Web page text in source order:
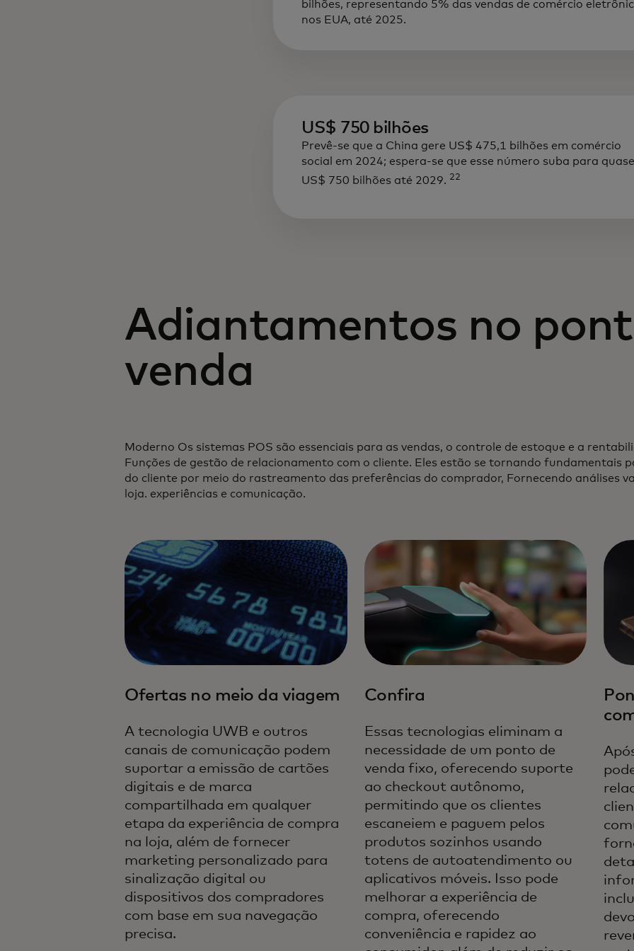
bilhões, representando 5% das vendas de comércio
nos EUA, até 2025.
US$ 750 bilhões
Prevê-se que a China gere US$ 475,1 bilhões em comércio
social em 2024; espera-se que esse número suba para quase
US$ 750 bilhões até 2029. 22
Adiantamentos no
venda
Moderno Os sistemas POS são essenciais para as vendas, o controle de estoque e a
Funções de gestão de relacionamento com o cliente. Eles estão se tornando fundamentais
do cliente por meio do rastreamento das preferências do comprador, Fornecendo análises
loja. experiências e comunicação.
Ofertas no meio da viagem
A tecnologia UWB e outros
canais de comunicação podem
suportar a emissão de cartões
digitais e de marca
compartilhada em qualquer
etapa da experiência de compra
na loja, além de fornecer
marketing personalizado para
sinalização digital ou
dispositivos dos compradores
com base em sua navegação
precisa.
Confira
Essas tecnologias eliminam a
necessidade de um ponto de
venda fixo, oferecendo suporte
ao checkout autônomo,
permitindo que os clientes
escaneiem e paguem pelos
produtos sozinhos usando
totens de autoatendimento ou
aplicativos móveis. Isso pode
melhorar a experiência de
compra, oferecendo
conveniência e rapidez ao